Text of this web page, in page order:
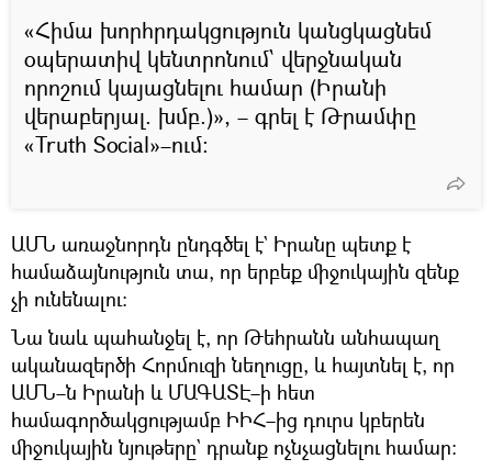
«Հիմա խորհրդակցություն կանցկացնեմ
օպերատիվ կենտրոնում՝ վերջնական
որոշում կայացնելու համար (Իրանի
վերաբերյալ. խմբ.)», – գրել է Թրամփը
«Truth Social»–ում։
ԱՄՆ առաջնորդն ընդգծել է` Իրանը պետք է
համաձայնություն տա, որ երբեք միջուկային զենք
չի ունենալու։
Նա նաև պահանջել է, որ Թեհրանն անհապաղ
ականազերծի Հորմուզի նեղուցը, և հայտնել է, որ
ԱՄՆ–ն Իրանի և ՄԱԳԱՏԷ–ի հետ
համագործակցությամբ ԻԻՀ–ից դուրս կբերեն
միջուկային նյութերը` դրանք ոչնչացնելու համար։